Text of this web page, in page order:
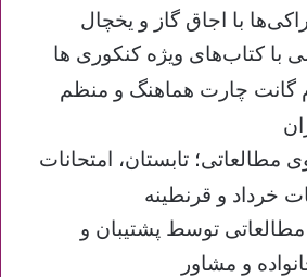
با اجاق گاز و یخچال
با کتاب‌های ویژه کنکوری‌ ها
گانت چارت هماهنگ و منظم
5 اردوی مطالعاتی؛ تابستان، امتحانات
خرداد و قرنطینه
توسط پشتیبان و
و مشاور